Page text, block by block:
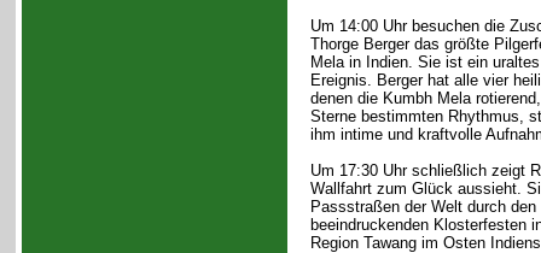
Um 14:00 Uhr besuchen die
Thorge Berger das größte
Mela in Indien. Sie ist ein
Ereignis. Berger hat alle vier
denen die Kumbh Mela
Sterne bestimmten Rhythmus,
ihm intime und kraftvolle
Um 17:30 Uhr schließlich zeigt
Wallfahrt zum Glück aussieht.
Passstraßen der Welt durch
beeindruckenden Klosterfesten
Region Tawang im Osten